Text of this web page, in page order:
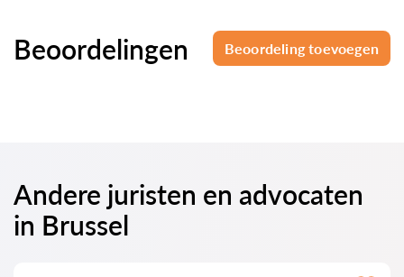
Beoordelingen Beoordeling toevoegen
Andere juristen en advocaten
in Brussel